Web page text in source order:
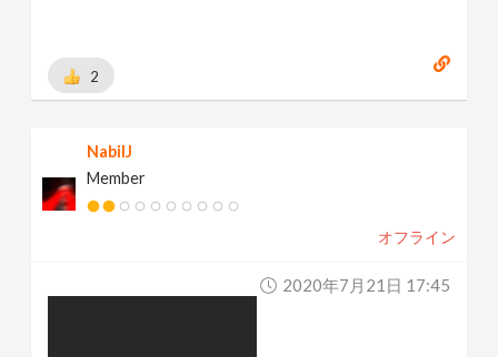
2
NabilJ
Member
オフライン
2020年7月21日 17:45